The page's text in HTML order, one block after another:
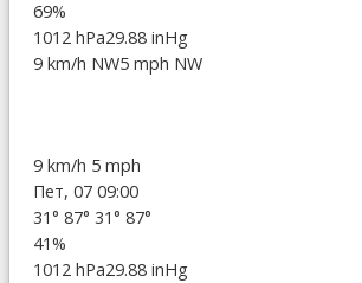
69%
1012 hPa29.88 inHg
9 km/h NW5 mph NW
9 km/h 5 mph
Пет, 07 09:00
31° 87° 31° 87°
41%
1012 hPa29.88 inHg